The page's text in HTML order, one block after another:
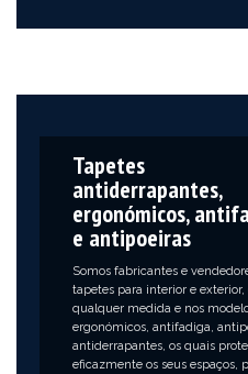
Tapetes
antiderrapantes,
ergonómicos,
e antipoeiras
Somos fabricantes e
tapetes para interior e exterior,
qualquer medida e nos
ergonómicos, antifadiga,
antiderrapantes, os quais
eficazmente os seus espaços,